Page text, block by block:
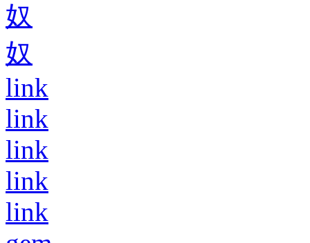
奴
奴
link
link
link
link
link